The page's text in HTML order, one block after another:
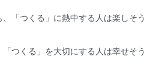
「つくる」に熱中する人は楽しそう
つくる」を大切にする人は幸せそう